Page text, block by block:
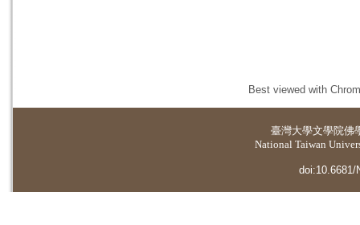
Best viewed with
臺灣大學文學院佛
National Taiwan
doi:10.6681/